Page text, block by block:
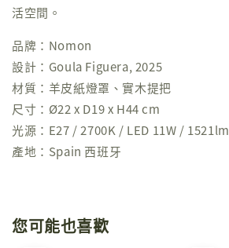
活空間。
品牌：Nomon
設計：Goula Figuera, 2025
材質：羊皮紙燈罩、實木提把
尺寸：Ø22 x D19 x H44 cm
光源：E27 / 2700K / LED 11W / 1521lm
產地：Spain 西班牙
您可能也喜歡